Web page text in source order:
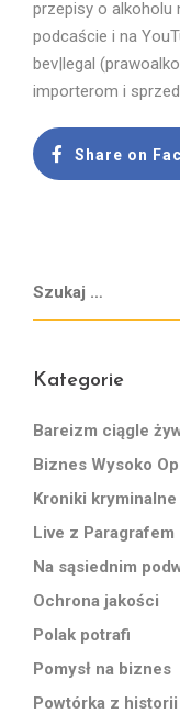
przepisy o alkoholu
podcaście i na
bev|legal
importerom i
Share on
Kategorie
Bareizm ciągle
Biznes Wysoko
Kroniki kryminalne
Live z Paragrafem
Na sąsiednim
Ochrona jakości
Polak potrafi
Pomysł na biznes
Powtórka z historii